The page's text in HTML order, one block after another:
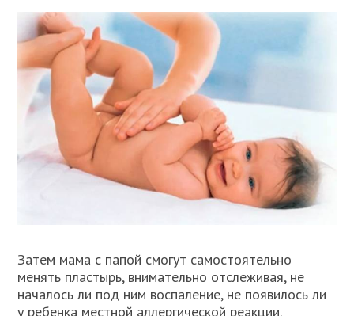
Затем мама с папой смогут самостоятельно
менять пластырь, внимательно отслеживая, не
началось ли под ним воспаление, не появилось ли
у ребенка местной аллергической реакции.